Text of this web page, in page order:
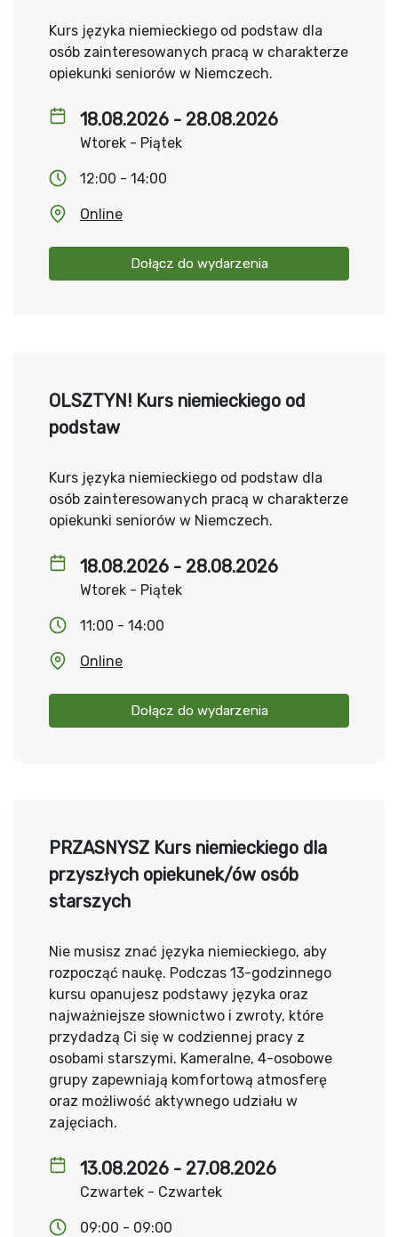
18.08.2026 - 28.08.2026
Wtorek - Piątek
12:00 - 14:00
Online
Dołącz do wydarzenia
Kurs języka niemieckiego od podstaw dla
osób zainteresowanych pracą w charakterze
opiekunki seniorów w Niemczech.
18.08.2026 - 28.08.2026
Wtorek - Piątek
11:00 - 14:00
Online
Dołącz do wydarzenia
OLSZTYN! Kurs niemieckiego od
podstaw
Kurs języka niemieckiego od podstaw dla
osób zainteresowanych pracą w charakterze
opiekunki seniorów w Niemczech.
13.08.2026 - 27.08.2026
Czwartek - Czwartek
09:00 - 09:00
PRZASNYSZ Kurs niemieckiego dla
przyszłych opiekunek/ów osób
starszych
Nie musisz znać języka niemieckiego, aby
rozpocząć naukę. Podczas 13-godzinnego
kursu opanujesz podstawy języka oraz
najważniejsze słownictwo i zwroty, które
przydadzą Ci się w codziennej pracy z
osobami starszymi. Kameralne, 4-osobowe
grupy zapewniają komfortową atmosferę
oraz możliwość aktywnego udziału w
zajęciach.